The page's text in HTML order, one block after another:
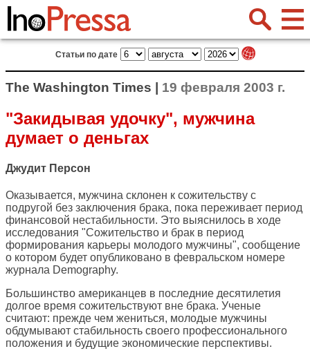
Статьи по дате
The Washington Times | 19 февраля 2003 г.
"Закидывая удочку", мужчина
думает о деньгах
Джудит Персон
Оказывается, мужчина склонен к сожительству с
подругой без заключения брака, пока переживает период
финансовой нестабильности. Это выяснилось в ходе
исследования "Сожительство и брак в период
формирования карьеры молодого мужчины", сообщение
о котором будет опубликовано в февральском номере
журнала Demography.
Большинство американцев в последние десятилетия
долгое время сожительствуют вне брака. Ученые
считают: прежде чем жениться, молодые мужчины
обдумывают стабильность своего профессионального
положения и будущие экономические перспективы.